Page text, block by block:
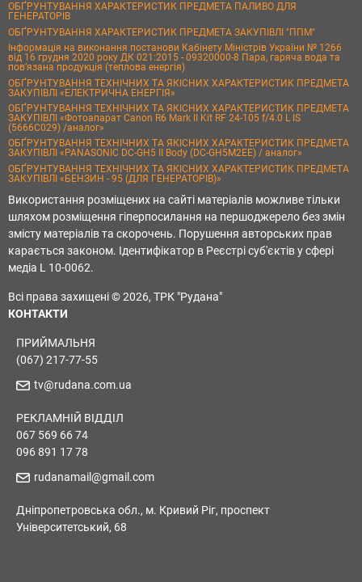
ОБҐРУНТУВАННЯ ХАРАКТЕРИСТИК ПРЕДМЕТА ПАЛИВО ДЛЯ
ГЕНЕРАТОРІВ
ОБҐРУНТУВАННЯ ХАРАКТЕРИСТИК ПРЕДМЕТА ЗАКУПІВЛІ "ППМ"
Інформація на виконання постанови Кабінету Міністрів України № 1266
від 16 грудня 2020 року ДК 021:2015 - 09320000-8 Пара, гаряча вода та
пов’язана продукція (теплова енергія)
ОБҐРУНТУВАННЯ ТЕХНІЧНИХ ТА ЯКІСНИХ ХАРАКТЕРИСТИК ПРЕДМЕТА
ЗАКУПІВЛІ «ЕЛЕКТРИЧНА ЕНЕРГІЯ»
ОБҐРУНТУВАННЯ ТЕХНІЧНИХ ТА ЯКІСНИХ ХАРАКТЕРИСТИК ПРЕДМЕТА
ЗАКУПІВЛІ «Фотоапарат Canon R6 Mark II Kit RF 24-105 f/4.0 L IS
(5666C029) /аналог»
ОБҐРУНТУВАННЯ ТЕХНІЧНИХ ТА ЯКІСНИХ ХАРАКТЕРИСТИК ПРЕДМЕТА
ЗАКУПІВЛІ «PANASONIC DC-GH5 II Body (DC-GH5M2EE) / аналог»
ОБҐРУНТУВАННЯ ТЕХНІЧНИХ ТА ЯКІСНИХ ХАРАКТЕРИСТИК ПРЕДМЕТА
ЗАКУПІВЛІ «БЕНЗИН - 95 (ДЛЯ ГЕНЕРАТОРІВ)»
Використання розміщених на сайті матеріалів можливе тільки
шляхом розміщення гіперпосилання на першоджерело без змін
змісту матеріалів та скорочень. Порушення авторських прав
карається законом. Ідентифікатор в Реєстрі суб'єктів у сфері
медіа L 10-0062.
Всі права захищені © 2026, ТРК "Рудана"
КОНТАКТИ
ПРИЙМАЛЬНЯ
(067) 217-77-55
tv@rudana.com.ua
РЕКЛАМНІЙ ВІДДІЛ
067 569 66 74
096 891 17 78
rudanamail@gmail.com
Дніпропетровська обл., м. Кривий Ріг, проспект
Університетський, 68